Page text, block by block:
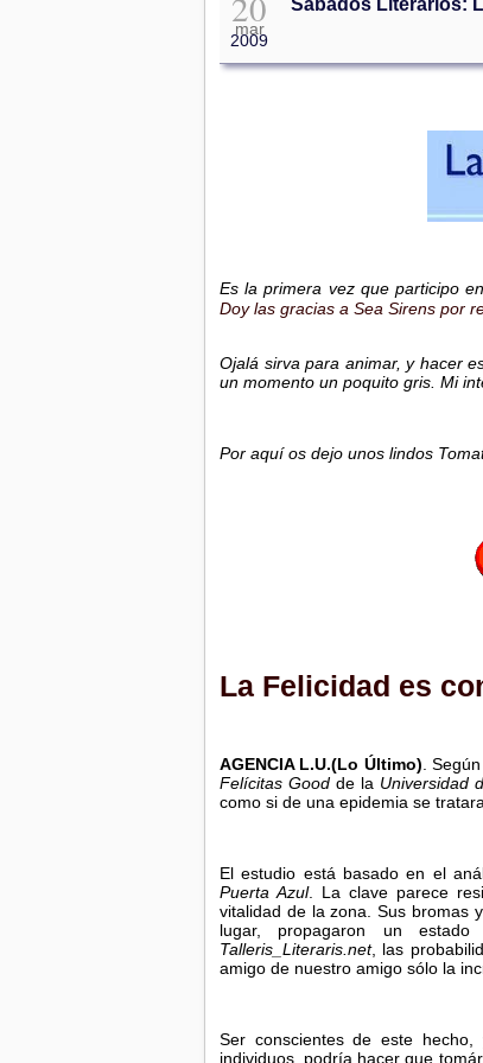
mar
2009
Sábados Literarios:
Es la primera vez que participo
Doy las gracias a Sea Sirens por
Ojalá sirva para animar, y hacer
un momento un poquito gris. Mi
Por aquí os dejo unos lindos
La Felicidad es
AGENCIA L.U.(Lo Último)
Felícitas Good de la Universidad
como si de una epidemia se tratara.
El estudio está basado en el
Puerta Azul. La clave parece
vitalidad de la zona. Sus bromas
lugar, propagaron un
Talleris_Literaris.net, las
amigo de nuestro amigo sólo la
Ser conscientes de este
individuos, podría hacer que